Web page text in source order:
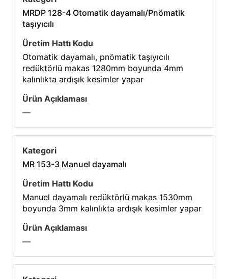
MRDP 128-4 Otomatik dayamalı/Pnömatik
taşıyıcılı
Otomatik dayamalı, pnömatik taşıyıcılı
redüktörlü makas 1280mm boyunda 4mm
kalınlıkta ardışık kesimler yapar
—
MR 153-3 Manuel dayamalı
Manuel dayamalı redüktörlü makas 1530mm
boyunda 3mm kalınlıkta ardışık kesimler yapar
—